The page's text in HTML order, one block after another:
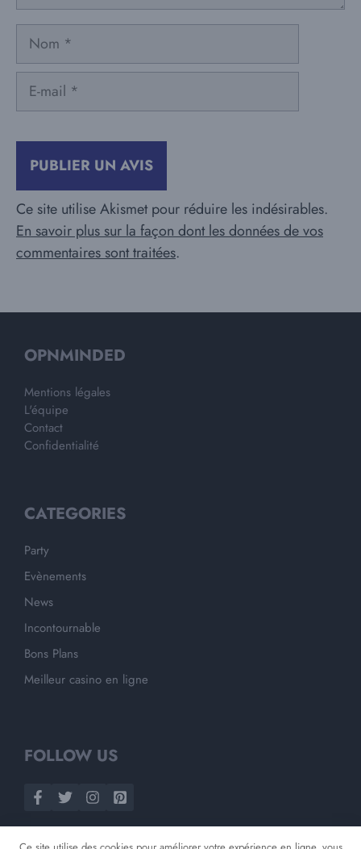
Nom
mail
Ce site utilise Akismet pour réduire les indésirables.
En savoir plus sur la façon dont les données de vos
commentaires sont traitées.
OPNMINDED
Mentions légales
L'équipe
Contact
Confidentialité
CATEGORIES
Party
Evènements
News
Incontournable
Bons Plans
Meilleur casino en ligne
FOLLOW US